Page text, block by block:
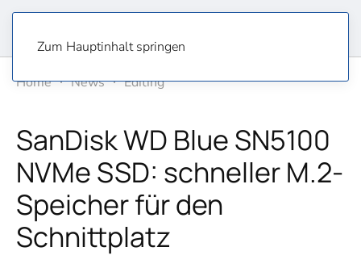
Zum Hauptinhalt springen
Home
News Editing
SanDisk WD Blue SN5100
NVMe SSD: schneller M.2-
Speicher für den
Schnittplatz